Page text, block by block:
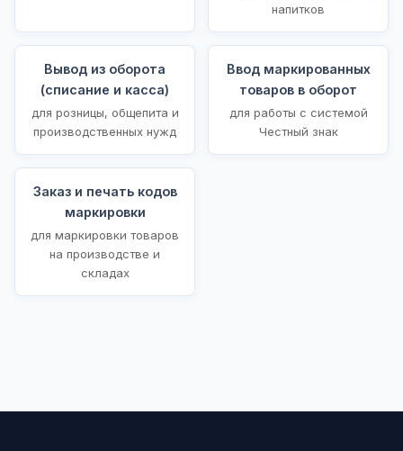
напитков
Вывод из оборота
(списание и касса)
для розницы, общепита и
производственных нужд
Ввод маркированных
товаров в оборот
для работы с системой
Честный знак
Заказ и печать кодов
маркировки
для маркировки товаров
на производстве и
складах